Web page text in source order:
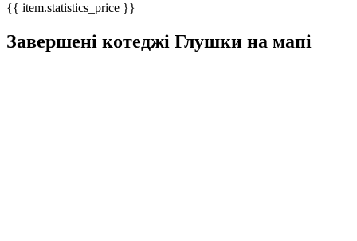
{{ item.statistics_price }}
Завершені котеджі Глушки на мапі